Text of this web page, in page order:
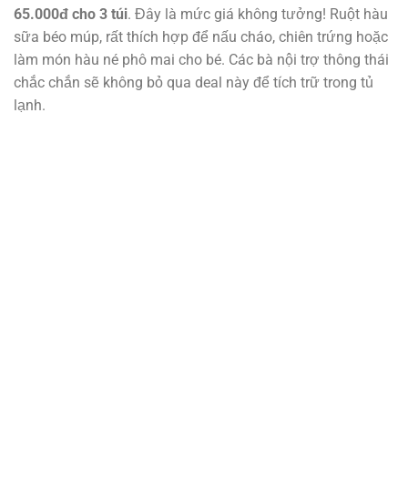
65.000đ cho 3 túi. Đây là mức giá không tưởng! Ruột hàu
sữa béo múp, rất thích hợp để nấu cháo, chiên trứng hoặc
làm món hàu né phô mai cho bé. Các bà nội trợ thông thái
chắc chắn sẽ không bỏ qua deal này để tích trữ trong tủ
lạnh.